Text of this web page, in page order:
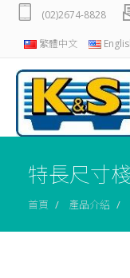
(02)2674-8828
繁體中文
特長尺寸
首頁 產品介紹